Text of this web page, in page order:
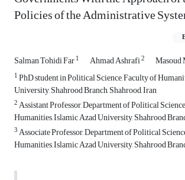
Policies of the Administrative
Salman Tohidi Far1 Ahmad Ashrafi2
1PhD student in Political Science, Faculty of
University, Shahrood Branch, Shahrood, Iran
2Assistant Professor, Department of Political
Humanities, Islamic Azad University, Shahrood
3Associate Professor, Department of Political
Humanities, Islamic Azad University, Shahrood